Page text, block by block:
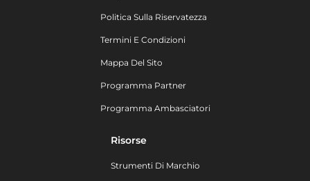
Politica Sulla Riservatezza
Termini E Condizioni
Mappa Del Sito
Programma Partner
Programma Ambasciatori
Risorse
Strumenti Di Marchio